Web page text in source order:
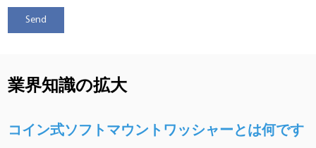
業界知識の拡大
コイン式ソフトマウントワッシャーとは何です